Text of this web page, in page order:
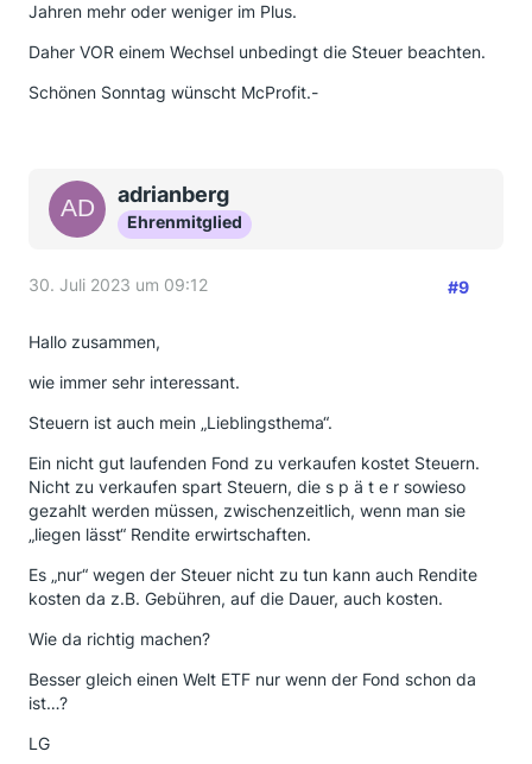
Jahren mehr oder weniger im Plus.
Daher VOR einem Wechsel unbedingt die Steuer beachten.
Schönen Sonntag wünscht McProfit.-
adrianberg
Ehrenmitglied
30. Juli 2023 um 09:12 #9
Hallo zusammen,
wie immer sehr interessant.
Steuern ist auch mein „Lieblingsthema“.
Ein nicht gut laufenden Fond zu verkaufen kostet Steuern.
Nicht zu verkaufen spart Steuern, die s p ä t e r sowieso
gezahlt werden müssen, zwischenzeitlich, wenn man sie
„liegen lässt“ Rendite erwirtschaften.
Es „nur“ wegen der Steuer nicht zu tun kann auch Rendite
kosten da z.B. Gebühren, auf die Dauer, auch kosten.
Wie da richtig machen?
Besser gleich einen Welt ETF nur wenn der Fond schon da
ist…?
LG